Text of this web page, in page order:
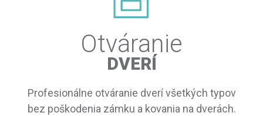
Otváranie
DVERÍ
Profesionálne otváranie dverí všetkých typov
bez poškodenia zámku a kovania na dverách.